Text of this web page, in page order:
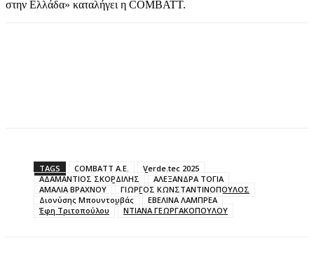
στην Ελλάδα» καταλήγει η COMBATT.
TAGS COMBATT A.E.
Verde.tec 2025
ΑΔΑΜΑΝΤΙΟΣ ΣΚΟΡΔΙΛΗΣ
ΑΛΕΞΑΝΔΡΑ ΤΟΓΙΑ
ΑΜΑΛΙΑ ΒΡΑΧΝΟΥ
ΓΙΩΡΓΟΣ ΚΩΝΣΤΑΝΤΙΝΟΠΟΥΛΟΣ
Διονύσης Μπουντουβάς
ΕΒΕΛΙΝΑ ΛΑΜΠΡΕΑ
Έφη Τριτοπούλου
ΝΤΙΑΝΑ ΓΕΩΡΓΑΚΟΠΟΥΛΟΥ